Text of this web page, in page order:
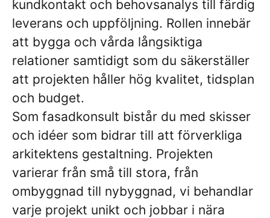
kundkontakt och behovsanalys till färdig
leverans och uppföljning. Rollen innebär
att bygga och vårda långsiktiga
relationer samtidigt som du säkerställer
att projekten håller hög kvalitet, tidsplan
och budget.
Som fasadkonsult bistår du med skisser
och idéer som bidrar till att förverkliga
arkitektens gestaltning. Projekten
varierar från små till stora, från
ombyggnad till nybyggnad, vi behandlar
varje projekt unikt och jobbar i nära